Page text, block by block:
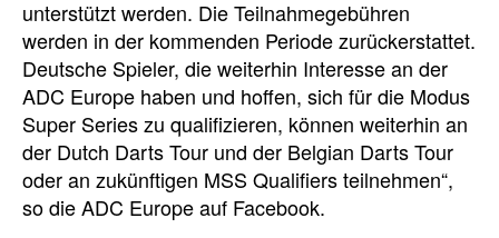
unterstützt werden. Die Teilnahmegebühren
werden in der kommenden Periode zurückerstattet.
Deutsche Spieler, die weiterhin Interesse an der
ADC Europe haben und hoffen, sich für die Modus
Super Series zu qualifizieren, können weiterhin an
der Dutch Darts Tour und der Belgian Darts Tour
oder an zukünftigen MSS Qualifiers teilnehmen“,
so die ADC Europe auf Facebook.